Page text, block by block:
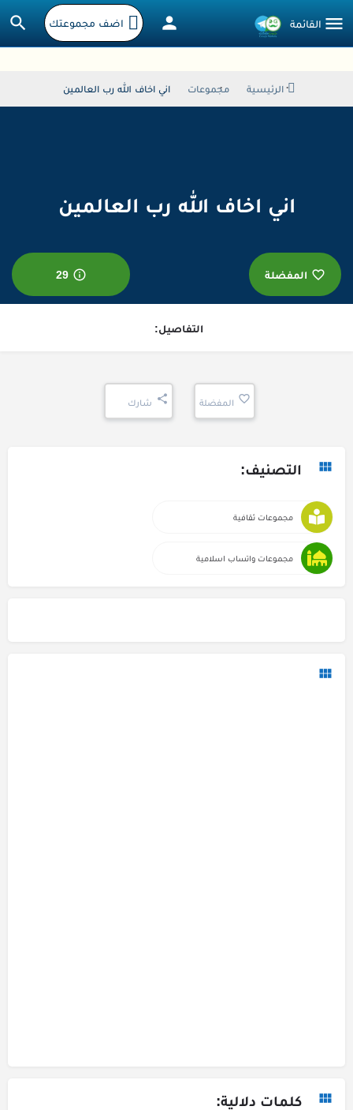
اضف مجموعتك
الرئيسية مجموعات اني اخاف الله رب العالمين
اني اخاف الله رب العالمين
المفضلة 29
التفاصيل:
المفضلة شارك
التصنيف:
مجموعات ثقافية
مجموعات واتساب اسلامية
كلمات دلالية: